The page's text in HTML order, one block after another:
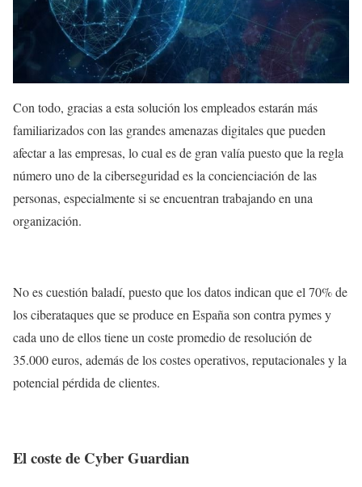
Con todo, gracias a esta solución los empleados estarán más
familiarizados con las grandes amenazas digitales que pueden
afectar a las empresas, lo cual es de gran valía puesto que la regla
número uno de la ciberseguridad es la concienciación de las
personas, especialmente si se encuentran trabajando en una
organización.
No es cuestión baladí, puesto que los datos indican que el 70% de
los ciberataques que se produce en España son contra pymes y
cada uno de ellos tiene un coste promedio de resolución de
35.000 euros, además de los costes operativos, reputacionales y la
potencial pérdida de clientes.
El coste de Cyber Guardian